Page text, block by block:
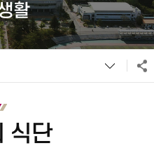
활
식단